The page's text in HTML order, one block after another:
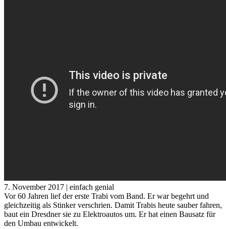
7. November 2017 | einfach genial
Vor 60 Jahren lief der erste Trabi vom Band. Er war begehrt und
gleichzeitig als Stinker verschrien. Damit Trabis heute sauber fahren,
baut ein Dresdner sie zu Elektroautos um. Er hat einen Bausatz für
den Umbau entwickelt.